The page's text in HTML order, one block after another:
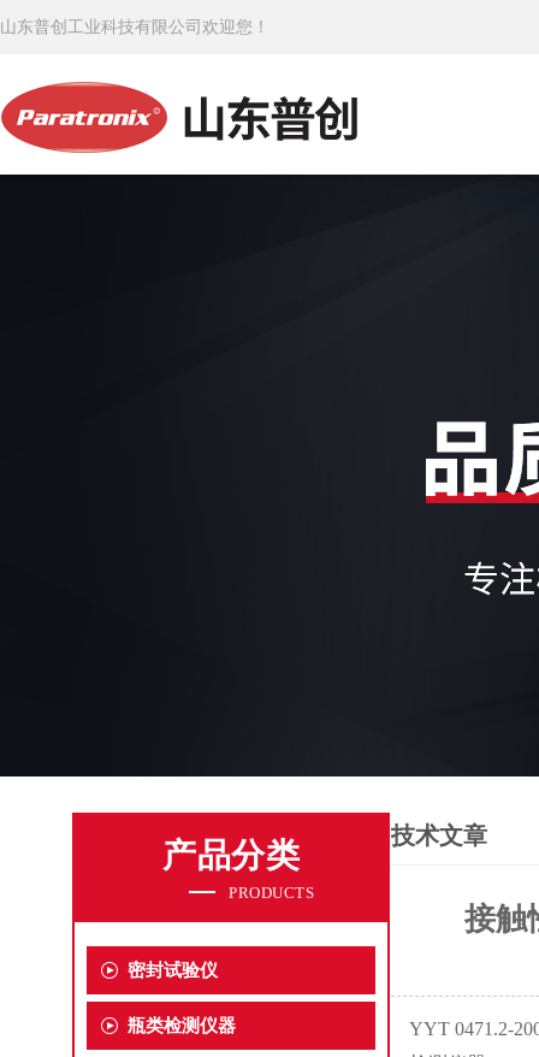
山东普创工业科技有限公司欢迎您！
产品分类
PRODUCTS
密封试验仪
瓶类检测仪器
技术文章
接触
YYT 0471.2-